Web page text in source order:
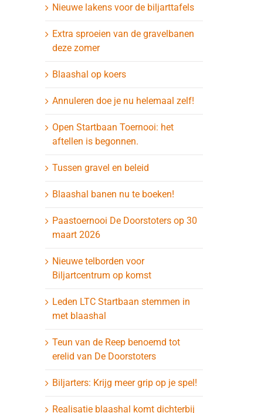
Nieuwe lakens voor de biljarttafels
Extra sproeien van de gravelbanen
deze zomer
Blaashal op koers
Annuleren doe je nu helemaal zelf!
Open Startbaan Toernooi: het
aftellen is begonnen.
Tussen gravel en beleid
Blaashal banen nu te boeken!
Paastoernooi De Doorstoters op 30
maart 2026
Nieuwe telborden voor
Biljartcentrum op komst
Leden LTC Startbaan stemmen in
met blaashal
Teun van de Reep benoemd tot
erelid van De Doorstoters
Biljarters: Krijg meer grip op je spel!
Realisatie blaashal komt dichterbij